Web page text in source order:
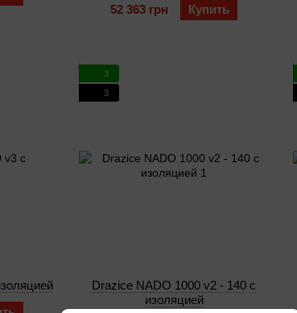
52 363 грн
Купить
3
3
Drazice NADO 1000 v2 - 140 с
изоляцией